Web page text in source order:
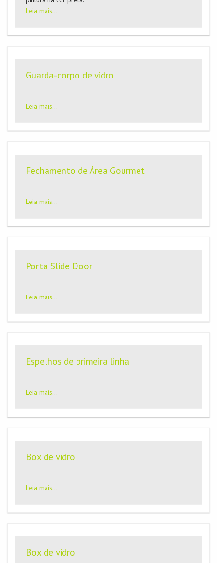
Leia mais...
Guarda-corpo de vidro
Leia mais...
Fechamento de Área Gourmet
Leia mais...
Porta Slide Door
Leia mais...
Espelhos de primeira linha
Leia mais...
Box de vidro
Leia mais...
Box de vidro